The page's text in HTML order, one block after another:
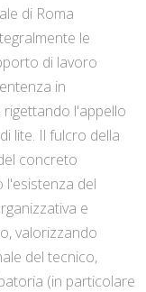
di Roma
le
di lavoro
in
l'appello
lite. Il fulcro della
concreto
l'esistenza del
e
valorizzando
del tecnico,
(in particolare